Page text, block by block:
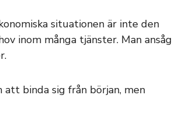
situationen är inte den
inom många tjänster. Man ansåg
binda sig från början, men